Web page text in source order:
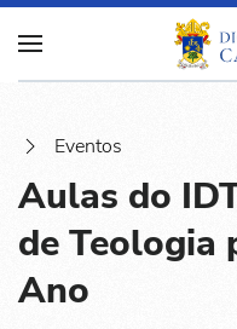
Eventos
Aulas do
de Teologia
Ano